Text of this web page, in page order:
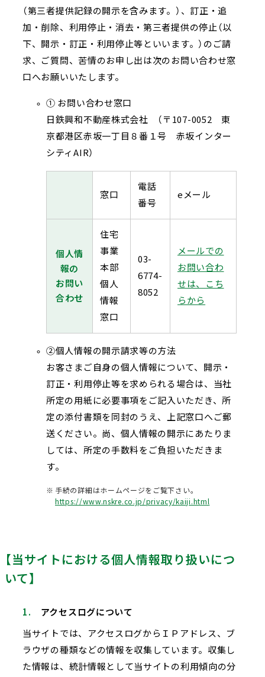
（第三者提供記録の開示を含みます。）、訂正・追
加・削除、利用停止・消去・第三者提供の停止（以
下、開示・訂正・利用停止等といいます。）のご請
求、ご質問、苦情のお申し出は次のお問い合わせ窓
口へお願いいたします。
お問い合わせ窓口
日鉄興和不動産株式会社 （〒107-0052 東
京都港区赤坂一丁目８番１号 赤坂インター
シティAIR）
窓口
電話
番号
eメール
個人情
報の
お問い
合わせ
住宅
事業
本部
個人
情報
窓口
03-
6774-
8052
メールでの
お問い合わ
せは、こち
らから
個人情報の開示請求等の方法
お客さまご自身の個人情報について、開示・
訂正・利用停止等を求められる場合は、当社
所定の用紙に必要事項をご記入いただき、所
定の添付書類を同封のうえ、上記窓口へご郵
送ください。尚、個人情報の開示にあたりま
しては、所定の手数料をご負担いただきま
す。
手続の詳細はホームページをご覧下さい。
https://www.nskre.co.jp/privacy/kaiji.html
【当サイトにおける個人情報取り扱いにつ
いて】
アクセスログについて
当サイトでは、アクセスログからＩＰアドレス、ブ
ラウザの種類などの情報を収集しています。収集し
た情報は、統計情報として当サイトの利用傾向の分